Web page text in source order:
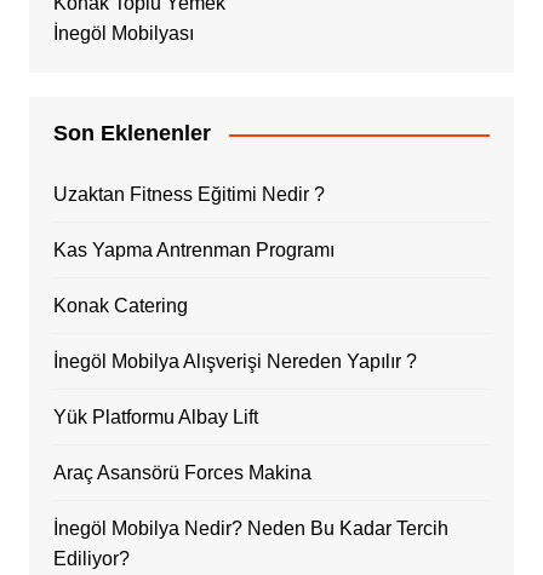
İnegöl Mobilyası
Son Eklenenler
Uzaktan Fitness Eğitimi Nedir ?
Kas Yapma Antrenman Programı
Konak Catering
İnegöl Mobilya Alışverişi Nereden Yapılır ?
Yük Platformu Albay Lift
Araç Asansörü Forces Makina
İnegöl Mobilya Nedir? Neden Bu Kadar Tercih
Ediliyor?